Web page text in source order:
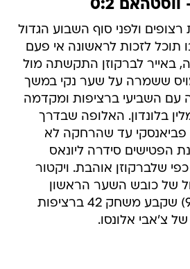
0:2
רצופים ולפני סוף השבוע הגדול
תוכל לזכות לראשונה אי פעם
באייר לברקוזן התקשתה מול
ששמרה על שער נקי במשך
עם השביעי ברציפות ומקדמה
בלונדון. האלופה שבדרך
עד שהרחקה לא
הפטישים סידרה ליונאס
שלברקוזן אוהבת. ויקטור
של כובש השער הראשון
בתוספת הזמן (90+1) שקבע משחק 42 ברציפות
צ'אבי אלונסו.